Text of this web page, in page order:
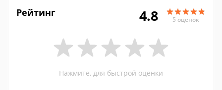
Рейтинг 4.8 5 оценок
Нажмите, для быстрой оценки